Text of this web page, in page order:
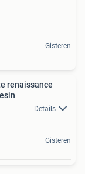
Gisteren
renaissance
Details
Gisteren